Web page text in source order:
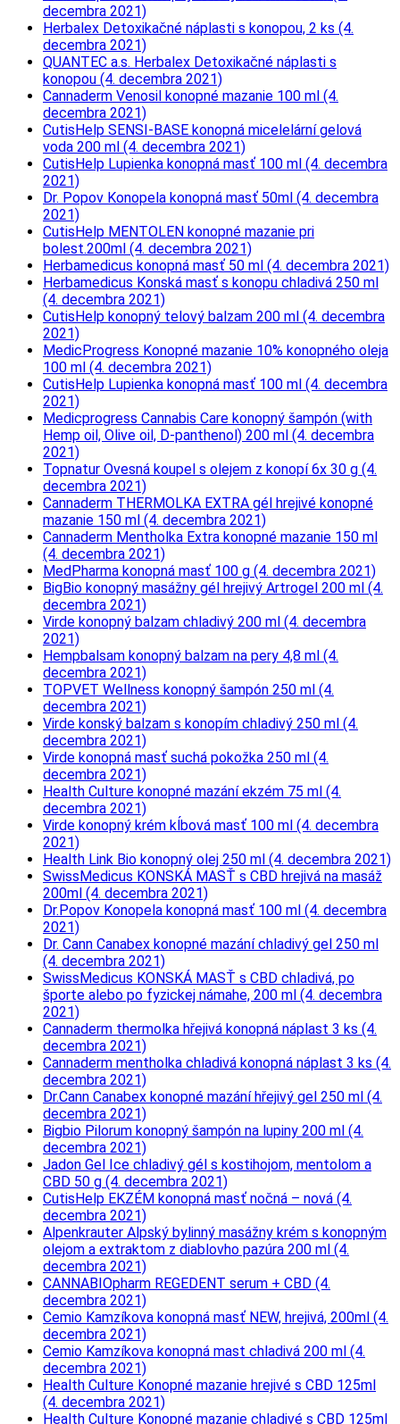
decembra 2021)
Herbalex Detoxikačné náplasti s konopou, 2 ks (4.
decembra 2021)
QUANTEC a.s. Herbalex Detoxikačné náplasti s
konopou (4. decembra 2021)
Cannaderm Venosil konopné mazanie 100 ml (4.
decembra 2021)
CutisHelp SENSI-BASE konopná micelelární gelová
voda 200 ml (4. decembra 2021)
CutisHelp Lupienka konopná masť 100 ml (4. decembra
2021)
Dr. Popov Konopela konopná masť 50ml (4. decembra
2021)
CutisHelp MENTOLEN konopné mazanie pri
bolest.200ml (4. decembra 2021)
Herbamedicus konopná masť 50 ml (4. decembra 2021)
Herbamedicus Konská masť s konopu chladivá 250 ml
(4. decembra 2021)
CutisHelp konopný telový balzam 200 ml (4. decembra
2021)
MedicProgress Konopné mazanie 10% konopného oleja
100 ml (4. decembra 2021)
CutisHelp Lupienka konopná masť 100 ml (4. decembra
2021)
Medicprogress Cannabis Care konopný šampón (with
Hemp oil, Olive oil, D-panthenol) 200 ml (4. decembra
2021)
Topnatur Ovesná koupel s olejem z konopí 6x 30 g (4.
decembra 2021)
Cannaderm THERMOLKA EXTRA gél hrejivé konopné
mazanie 150 ml (4. decembra 2021)
Cannaderm Mentholka Extra konopné mazanie 150 ml
(4. decembra 2021)
MedPharma konopná masť 100 g (4. decembra 2021)
BigBio konopný masážny gél hrejivý Artrogel 200 ml (4.
decembra 2021)
Virde konopný balzam chladivý 200 ml (4. decembra
2021)
Hempbalsam konopný balzam na pery 4,8 ml (4.
decembra 2021)
TOPVET Wellness konopný šampón 250 ml (4.
decembra 2021)
Virde konský balzam s konopím chladivý 250 ml (4.
decembra 2021)
Virde konopná masť suchá pokožka 250 ml (4.
decembra 2021)
Health Culture konopné mazání ekzém 75 ml (4.
decembra 2021)
Virde konopný krém kĺbová masť 100 ml (4. decembra
2021)
Health Link Bio konopný olej 250 ml (4. decembra 2021)
SwissMedicus KONSKÁ MASŤ s CBD hrejivá na masáž
200ml (4. decembra 2021)
Dr.Popov Konopela konopná masť 100 ml (4. decembra
2021)
Dr. Cann Canabex konopné mazání chladivý gel 250 ml
(4. decembra 2021)
SwissMedicus KONSKÁ MASŤ s CBD chladivá, po
športe alebo po fyzickej námahe, 200 ml (4. decembra
2021)
Cannaderm thermolka hřejivá konopná náplast 3 ks (4.
decembra 2021)
Cannaderm mentholka chladivá konopná náplast 3 ks (4.
decembra 2021)
Dr.Cann Canabex konopné mazání hřejivý gel 250 ml (4.
decembra 2021)
Bigbio Pilorum konopný šampón na lupiny 200 ml (4.
decembra 2021)
Jadon Gel Ice chladivý gél s kostihojom, mentolom a
CBD 50 g (4. decembra 2021)
CutisHelp EKZÉM konopná masť nočná – nová (4.
decembra 2021)
Alpenkrauter Alpský bylinný masážny krém s konopným
olejom a extraktom z diablovho pazúra 200 ml (4.
decembra 2021)
CANNABIOpharm REGEDENT serum + CBD (4.
decembra 2021)
Cemio Kamzíkova konopná masť NEW, hrejivá, 200ml (4.
decembra 2021)
Cemio Kamzíkova konopná mast chladivá 200 ml (4.
decembra 2021)
Health Culture Konopné mazanie hrejivé s CBD 125ml
(4. decembra 2021)
Health Culture Konopné mazanie chladivé s CBD 125ml